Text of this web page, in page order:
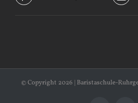
© Copyright 2026 | Baristaschule-